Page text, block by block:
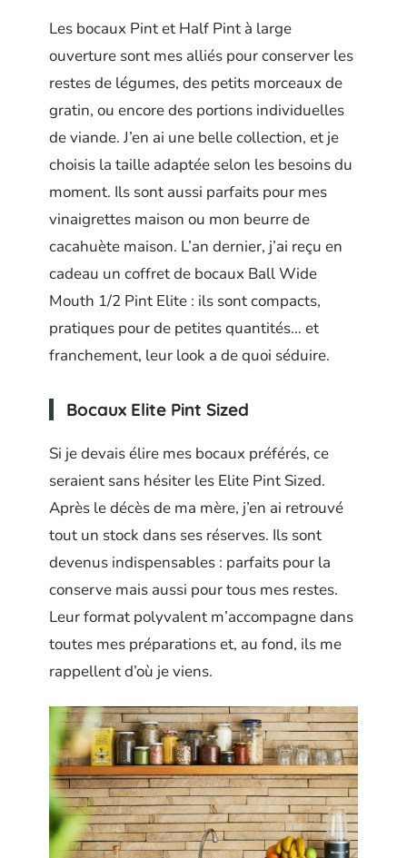
Les bocaux Pint et Half Pint à large
ouverture sont mes alliés pour conserver les
restes de légumes, des petits morceaux de
gratin, ou encore des portions individuelles
de viande. J’en ai une belle collection, et je
choisis la taille adaptée selon les besoins du
moment. Ils sont aussi parfaits pour mes
vinaigrettes maison ou mon beurre de
cacahuète maison. L’an dernier, j’ai reçu en
cadeau un coffret de bocaux Ball Wide
Mouth 1/2 Pint Elite : ils sont compacts,
pratiques pour de petites quantités… et
franchement, leur look a de quoi séduire.
Bocaux Elite Pint Sized
Si je devais élire mes bocaux préférés, ce
seraient sans hésiter les Elite Pint Sized.
Après le décès de ma mère, j’en ai retrouvé
tout un stock dans ses réserves. Ils sont
devenus indispensables : parfaits pour la
conserve mais aussi pour tous mes restes.
Leur format polyvalent m’accompagne dans
toutes mes préparations et, au fond, ils me
rappellent d’où je viens.